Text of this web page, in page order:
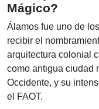
Mágico?
Álamos fue uno de
recibir el
arquitectura colonial
como antigua ciudad
Occidente, y su
el FAOT.